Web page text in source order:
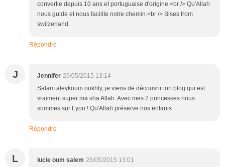
convertie depuis 10 ans et portuguaise d'origine.<br /> Qu'Allah
nous guide et nous facilite notre chemin.<br /> Bises from
switzerland.
Répondre
J Jennifer 26/05/2015 13:14
Salam aleykoum oukhty, je viens de découvrir ton blog qui est
vraiment super ma sha Allah. Avec mes 2 princesses nous
sommes sur Lyon ! Qu'Allah préserve nos enfants
Répondre
L lucie oum salem 26/05/2015 13:01